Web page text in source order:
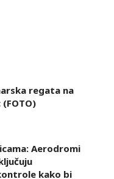
regata na
Aerodromi
kako bi